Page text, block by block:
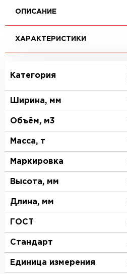
ОПИСАНИЕ
ХАРАКТЕРИСТИКИ
Категория
Ширина, мм
Объём, м3
Масса, т
Маркировка
Высота, мм
Длина, мм
ГОСТ
Стандарт
Единица измерения